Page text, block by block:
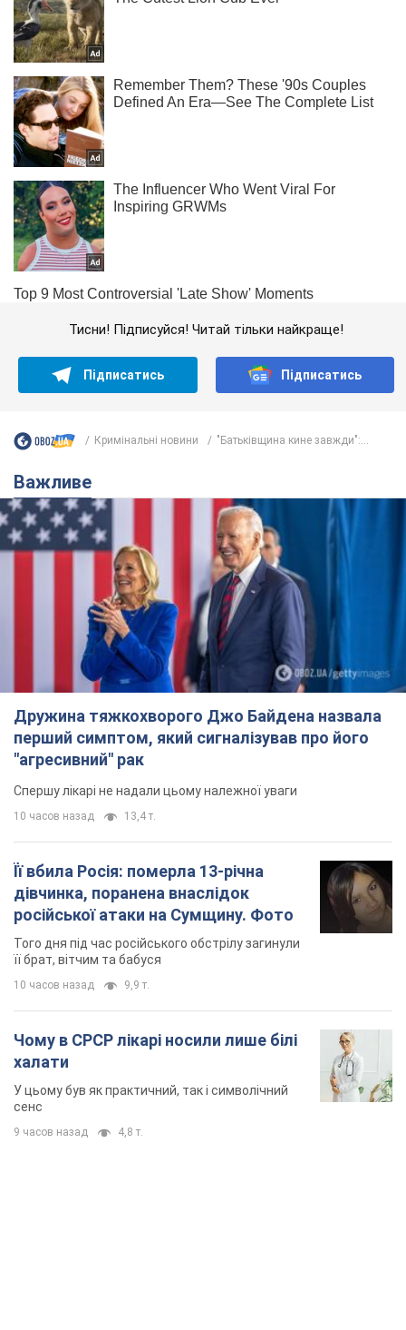
Тисни! Підписуйся! Читай тільки найкраще!
Підписатись Підписатись
Кримінальні новини "Батьківщина кине завжди":...
Важливе
Дружина тяжкохворого Джо Байдена назвала
перший симптом, який сигналізував про його
"агресивний" рак
Спершу лікарі не надали цьому належної уваги
10 часов назад 13,4 т.
Її вбила Росія: померла 13-річна
дівчинка, поранена внаслідок
російської атаки на Сумщину. Фото
Того дня під час російського обстрілу загинули
її брат, вітчим та бабуся
10 часов назад 9,9 т.
Чому в СРСР лікарі носили лише білі
халати
У цьому був як практичний, так і символічний
сенс
9 часов назад 4,8 т.